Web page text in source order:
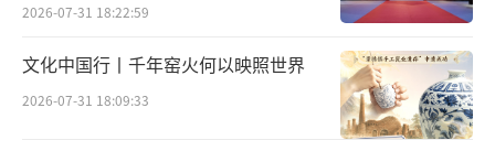
2026-07-31 18:22:59
文化中国行丨千年窑火何以映照世界
2026-07-31 18:09:33